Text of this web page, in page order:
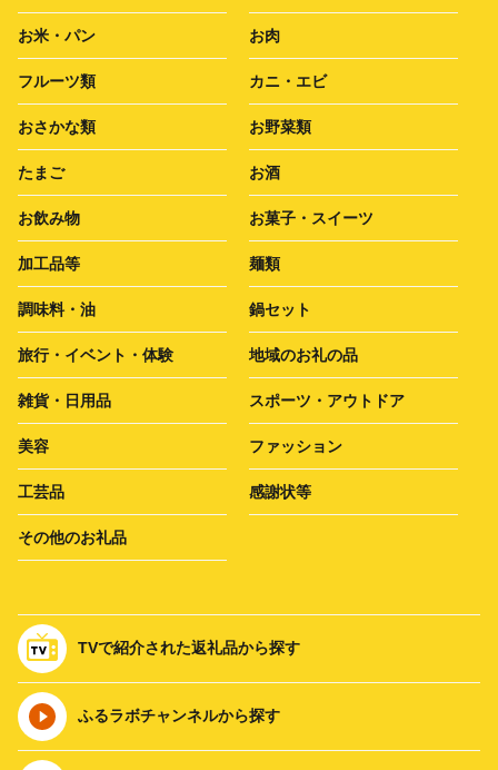
お米・パン お肉
フルーツ類 カニ・エビ
おさかな類 お野菜類
たまご お酒
お飲み物 お菓子・スイーツ
加工品等 麺類
調味料・油 鍋セット
旅行・イベント・体験 地域のお礼の品
雑貨・日用品 スポーツ・アウトドア
美容 ファッション
工芸品 感謝状等
その他のお礼品
TVで紹介された返礼品から探す
ふるラボチャンネルから探す